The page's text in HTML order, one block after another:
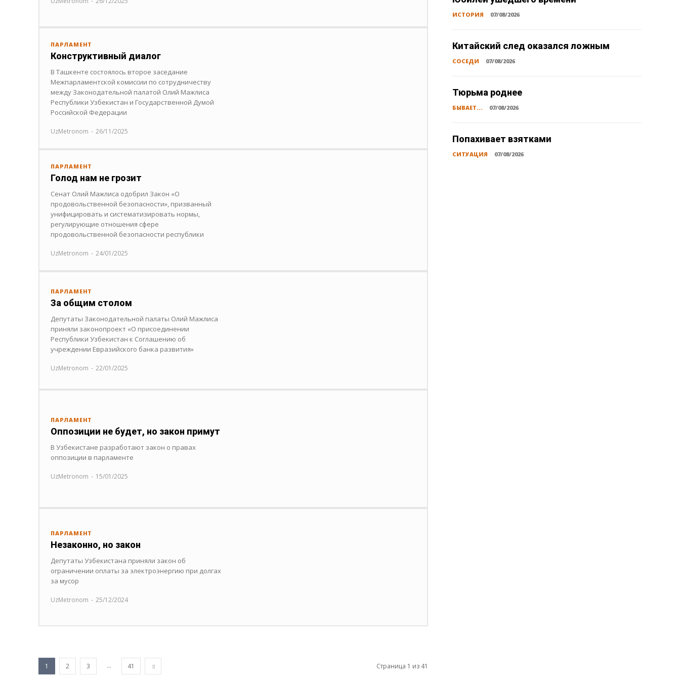
ПАРЛАМЕНТ
Конструктивный диалог
В Ташкенте состоялось второе заседание
Межпарламентской комиссии по сотрудничеству
между Законодательной палатой Олий Мажлиса
Республики Узбекистан и Государственной Думой
Российской Федерации
UzMetronom - 26/11/2025
ПАРЛАМЕНТ
Голод нам не грозит
Сенат Олий Мажлиса одобрил Закон «О
продовольственной безопасности», призванный
унифицировать и систематизировать нормы,
регулирующие отношения сфере
продовольственной безопасности республики
UzMetronom - 24/01/2025
ПАРЛАМЕНТ
За общим столом
Депутаты Законодательной палаты Олий Мажлиса
приняли законопроект «О присоединении
Республики Узбекистан к Соглашению об
учреждении Евразийского банка развития»
UzMetronom - 22/01/2025
ПАРЛАМЕНТ
Оппозиции не будет, но закон примут
В Узбекистане разработают закон о правах
оппозиции в парламенте
UzMetronom - 15/01/2025
ПАРЛАМЕНТ
Незаконно, но закон
Депутаты Узбекистана приняли закон об
ограничении оплаты за электроэнергию при долгах
за мусор
UzMetronom - 25/12/2024
1 2 3 ... 41 Страница 1 из 41
ИСТОРИЯ 07/08/2026
Китайский след оказался ложным
СОСЕДИ 07/08/2026
Тюрьма роднее
БЫВАЕТ... 07/08/2026
Попахивает взятками
СИТУАЦИЯ 07/08/2026